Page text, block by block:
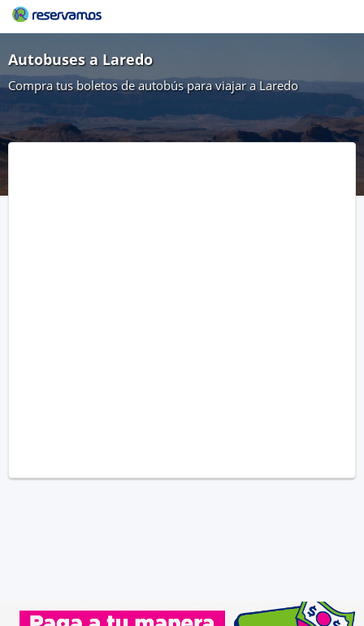
Autobuses a Laredo
Compra tus boletos de autobús para viajar a Laredo